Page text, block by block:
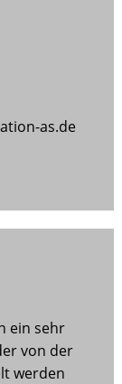
as.de
ein sehr
von der
werden